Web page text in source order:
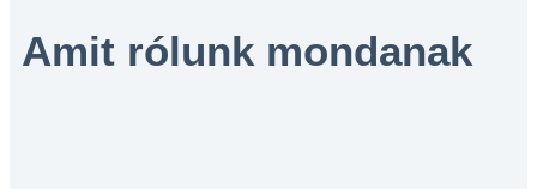
Amit rólunk mondanak